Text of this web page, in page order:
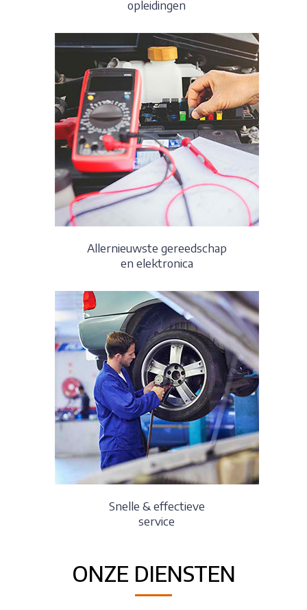
opleidingen
Allernieuwste gereedschap
en elektronica
Snelle & effectieve
service
ONZE DIENSTEN